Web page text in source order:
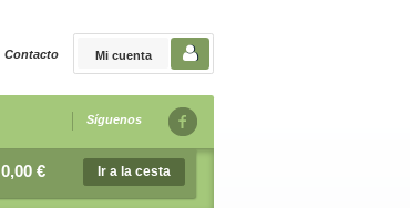
Mi cuenta
Contacto
Síguenos
0,00 € Ir a la cesta